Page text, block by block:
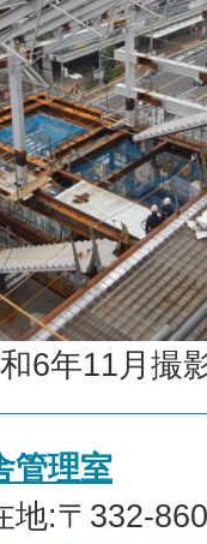
6年11月撮
管理室
地:〒332-